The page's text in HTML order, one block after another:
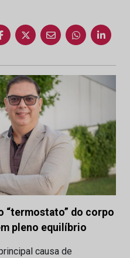
“termostato” do corpo
pleno equilíbrio
causa de